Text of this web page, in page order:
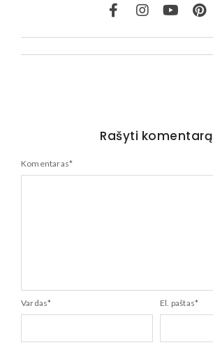
Rašyti komentarą
Komentaras*
Vardas* El. paštas*